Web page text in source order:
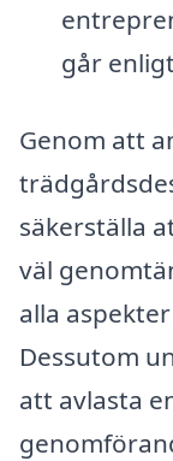
går
Genom att
säkerställa
väl
alla
Dessutom
att avlasta